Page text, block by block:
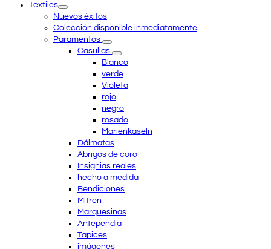
menuTextiles
Nuevos éxitos
Colección disponible inmediatamente
Paramentos
Casullas
Blanco
verde
Violeta
rojo
negro
rosado
Marienkaseln
Dálmatas
Abrigos de coro
Insignias reales
hecho a medida
Bendiciones
Mitren
Marquesinas
Antependia
Tapices
imágenes